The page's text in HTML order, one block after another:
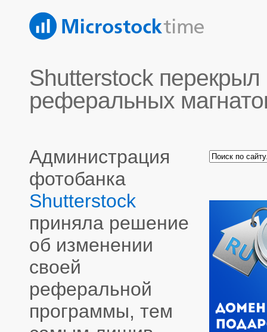
Shutterstock перекрыл
реферальных
Администрация
фотобанка
Shutterstock
приняла решение
об изменении
своей
реферальной
программы, тем